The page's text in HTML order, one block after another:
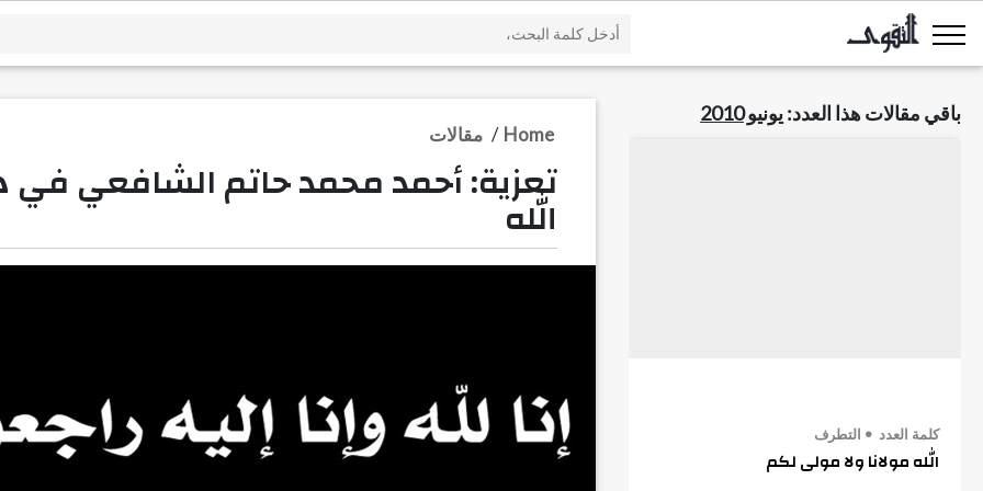
باقي مقالات هذا العدد:يونيو 2010
كلمة العدد التطرف
الله مولانا ولا مولى لكم
مقالات / Home
تعزية: أحمد محمد حاتم الشافعي
الله